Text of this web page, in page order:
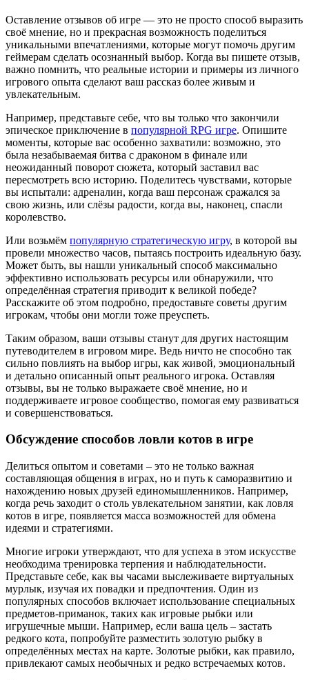
Оставление отзывов об игре — это не просто способ выразить
своё мнение, но и прекрасная возможность поделиться
уникальными впечатлениями, которые могут помочь другим
геймерам сделать осознанный выбор. Когда вы пишете отзыв,
важно помнить, что реальные истории и примеры из личного
игрового опыта сделают ваш рассказ более живым и
увлекательным.
Например, представьте себе, что вы только что закончили
эпическое приключение в популярной RPG игре. Опишите
моменты, которые вас особенно захватили: возможно, это
была незабываемая битва с драконом в финале или
неожиданный поворот сюжета, который заставил вас
пересмотреть всю историю. Поделитесь чувствами, которые
вы испытали: адреналин, когда ваш персонаж сражался за
свою жизнь, или слёзы радости, когда вы, наконец, спасли
королевство.
Или возьмём популярную стратегическую игру, в которой вы
провели множество часов, пытаясь построить идеальную базу.
Может быть, вы нашли уникальный способ максимально
эффективно использовать ресурсы или обнаружили, что
определённая стратегия приводит к великой победе?
Расскажите об этом подробно, предоставьте советы другим
игрокам, чтобы они могли тоже преуспеть.
Таким образом, ваши отзывы станут для других настоящим
путеводителем в игровом мире. Ведь ничто не способно так
сильно повлиять на выбор игры, как живой, эмоциональный
и детально описанный опыт реального игрока. Оставляя
отзывы, вы не только выражаете своё мнение, но и
поддерживаете игровое сообщество, помогая ему развиваться
и совершенствоваться.
Обсуждение способов ловли котов в игре
Делиться опытом и советами – это не только важная
составляющая общения в играх, но и путь к саморазвитию и
нахождению новых друзей единомышленников. Например,
когда речь заходит о столь увлекательном занятии, как ловля
котов в игре, появляется масса возможностей для обмена
идеями и стратегиями.
Многие игроки утверждают, что для успеха в этом искусстве
необходима тренировка терпения и наблюдательности.
Представьте себе, как вы часами выслеживаете виртуальных
мурлык, изучая их повадки и предпочтения. Один из
популярных способов включает использование специальных
предметов-приманок, таких как игровые рыбки или
игрушечные мыши. Например, если ваша цель – застать
редкого кота, попробуйте разместить золотую рыбку в
определённых местах на карте. Золотые рыбки, как правило,
привлекают самых необычных и редко встречаемых котов.